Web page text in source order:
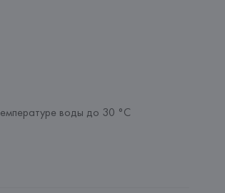
воды до 30 °C